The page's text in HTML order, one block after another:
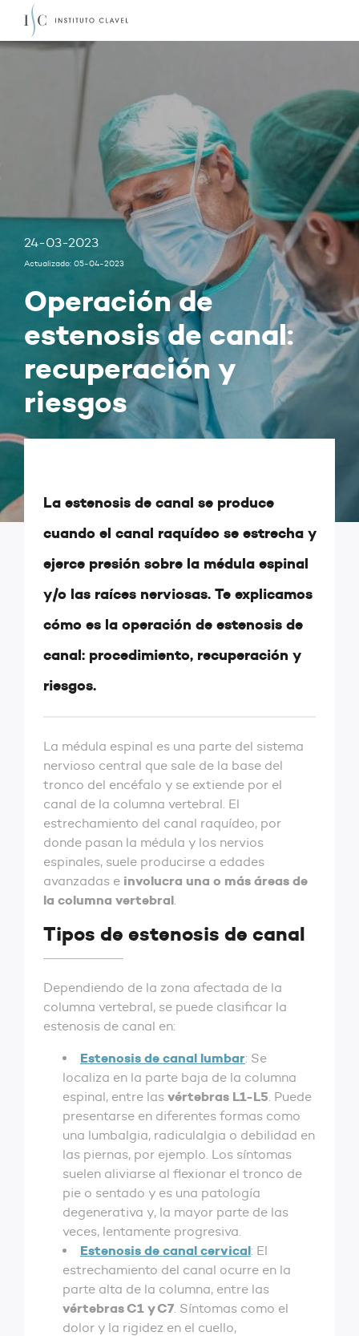
24-03-2023
Actualizado: 05-04-2023
Operación de
estenosis de canal:
recuperación y
riesgos
La estenosis de canal se produce
cuando el canal raquídeo se estrecha y
ejerce presión sobre la médula espinal
y/o las raíces nerviosas. Te explicamos
cómo es la operación de estenosis de
canal: procedimiento, recuperación y
riesgos.
La médula espinal es una parte del sistema
nervioso central que sale de la base del
tronco del encéfalo y se extiende por el
canal de la columna vertebral. El
estrechamiento del canal raquídeo, por
donde pasan la médula y los nervios
espinales, suele producirse a edades
avanzadas e involucra una o más áreas de
la columna vertebral.
Tipos de estenosis de canal
Dependiendo de la zona afectada de la
columna vertebral, se puede clasificar la
estenosis de canal en:
Estenosis de canal lumbar: Se
localiza en la parte baja de la columna
espinal, entre las vértebras L1-L5. Puede
presentarse en diferentes formas como
una lumbalgia, radiculalgia o debilidad en
las piernas, por ejemplo. Los síntomas
suelen aliviarse al flexionar el tronco de
pie o sentado y es una patología
degenerativa y, la mayor parte de las
veces, lentamente progresiva.
Estenosis de canal cervical: El
estrechamiento del canal ocurre en la
parte alta de la columna, entre las
vértebras C1 y C7. Síntomas como el
dolor y la rigidez en el cuello,